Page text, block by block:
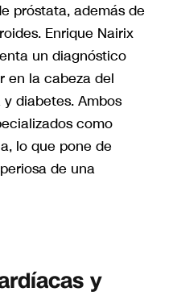
próstata, además de
Enrique Nairix
un diagnóstico
en la cabeza del
diabetes. Ambos
como
lo que pone de
de una
y